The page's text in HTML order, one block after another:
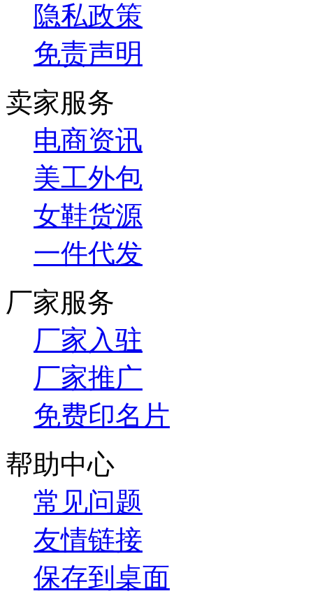
隐私政策
免责声明
卖家服务
电商资讯
美工外包
女鞋货源
一件代发
厂家服务
厂家入驻
厂家推广
免费印名片
帮助中心
常见问题
友情链接
保存到桌面